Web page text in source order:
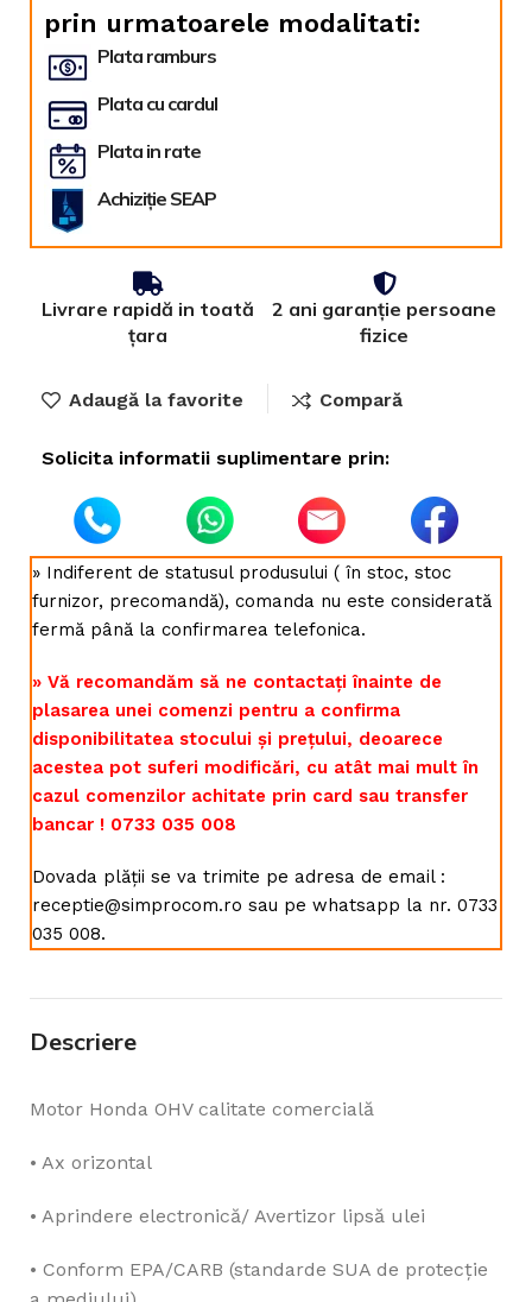
prin urmatoarele modalitati:
Plata ramburs
Plata cu cardul
Plata in rate
Achiziție SEAP
Livrare rapidă in toată
țara
2 ani garanție persoane
fizice
Adaugă la favorite Compară
Solicita informatii suplimentare prin:
» Indiferent de statusul produsului ( în stoc, stoc
furnizor, precomandă), comanda nu este considerată
fermă până la confirmarea telefonica.
» Vă recomandăm să ne contactați înainte de
plasarea unei comenzi pentru a confirma
disponibilitatea stocului și prețului, deoarece
acestea pot suferi modificări, cu atât mai mult în
cazul comenzilor achitate prin card sau transfer
bancar ! 0733 035 008
Dovada plății se va trimite pe adresa de email :
receptie@simprocom.ro sau pe whatsapp la nr. 0733
035 008.
Descriere
Motor Honda OHV calitate comercială
• Ax orizontal
• Aprindere electronică/ Avertizor lipsă ulei
• Conform EPA/CARB (standarde SUA de protecţie